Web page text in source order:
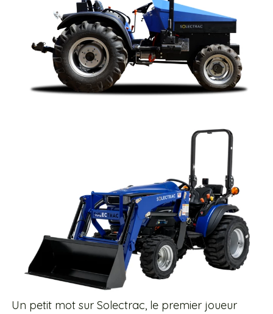
Un petit mot sur Solectrac, le premier joueur